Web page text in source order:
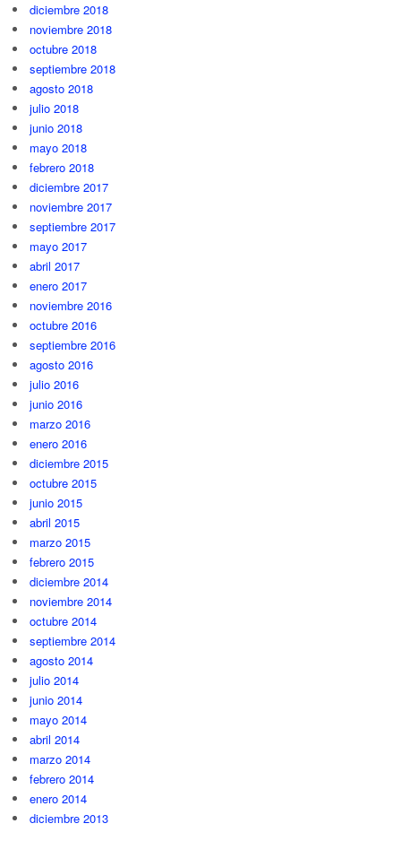
diciembre 2018
noviembre 2018
octubre 2018
septiembre 2018
agosto 2018
julio 2018
junio 2018
mayo 2018
febrero 2018
diciembre 2017
noviembre 2017
septiembre 2017
mayo 2017
abril 2017
enero 2017
noviembre 2016
octubre 2016
septiembre 2016
agosto 2016
julio 2016
junio 2016
marzo 2016
enero 2016
diciembre 2015
octubre 2015
junio 2015
abril 2015
marzo 2015
febrero 2015
diciembre 2014
noviembre 2014
octubre 2014
septiembre 2014
agosto 2014
julio 2014
junio 2014
mayo 2014
abril 2014
marzo 2014
febrero 2014
enero 2014
diciembre 2013